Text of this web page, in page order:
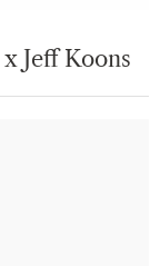
Jeff Koons